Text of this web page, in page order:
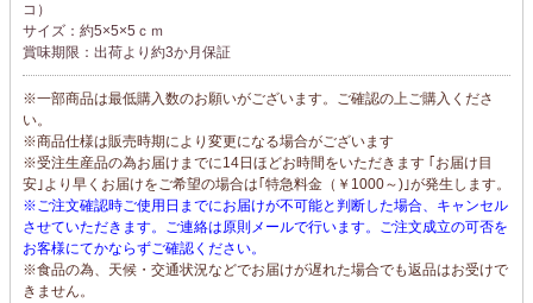
コ）
サイズ：約5×5×5ｃｍ
賞味期限：出荷より約3か月保証
※一部商品は最低購入数のお願いがございます。ご確認の上ご購入くださ
い。
※商品仕様は販売時期により変更になる場合がございます
※受注生産品の為お届けまでに14日ほどお時間をいただきます ｢お届け目
安｣より早くお届けをご希望の場合は｢特急料金（￥1000～)｣が発生します。
※ご注文確認時ご使用日までにお届けが不可能と判断した場合、キャンセル
させていただきます。ご連絡は原則メールで行います。ご注文成立の可否を
お客様にてかならずご確認ください。
※食品の為、天候・交通状況などでお届けが遅れた場合でも返品はお受けで
きません。